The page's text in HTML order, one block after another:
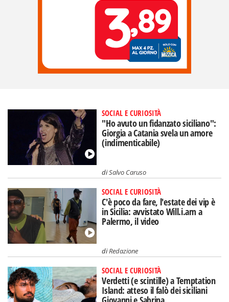
SOCIAL E CURIOSITÀ
"Ho avuto un fidanzato siciliano":
Giorgia a Catania svela un amore
(indimenticabile)
diSalvo Caruso
SOCIAL E CURIOSITÀ
C'è poco da fare, l'estate dei vip è
in Sicilia: avvistato Will.i.am a
Palermo, il video
diRedazione
SOCIAL E CURIOSITÀ
Verdetti (e scintille) a Temptation
Island: atteso il falò dei siciliani